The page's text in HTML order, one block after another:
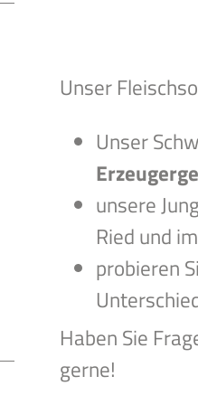
Unser
Unser
unsere
Ried und
probieren
Haben Sie
gerne!